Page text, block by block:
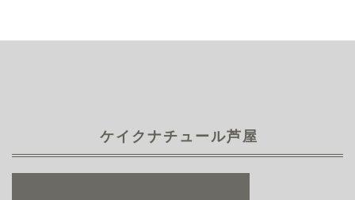
ケイクナチュール芦屋